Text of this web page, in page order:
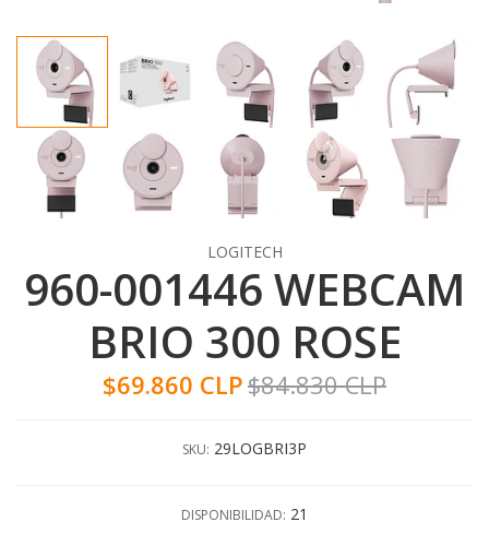
LOGITECH
960-001446 WEBCAM
BRIO 300 ROSE
$69.860 CLP$84.830 CLP
SKU: 29LOGBRI3P
DISPONIBILIDAD: 21